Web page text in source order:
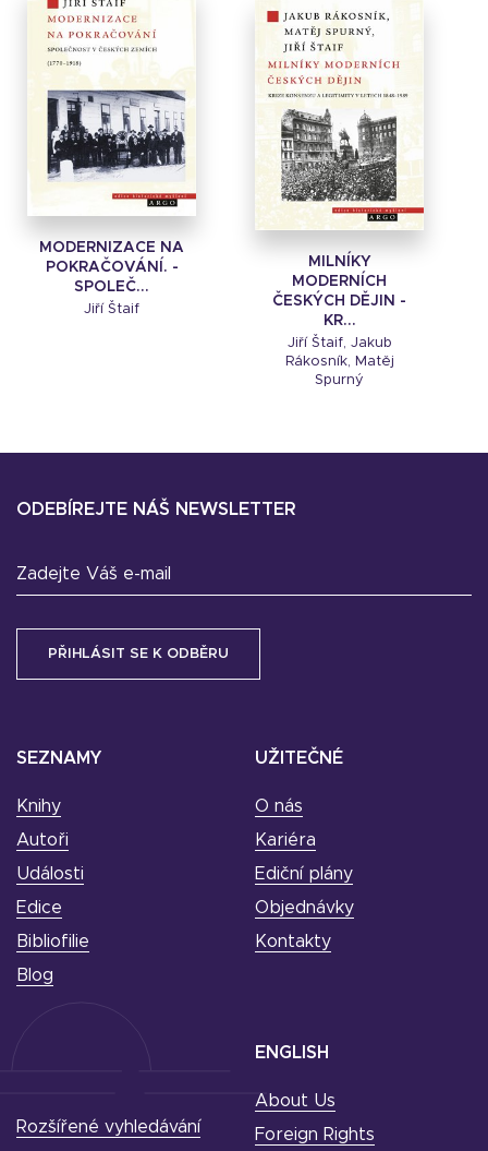
MODERNIZACE NA
POKRAČOVÁNÍ. -
SPOLEČ...
Jiří Štaif
MILNÍKY
MODERNÍCH
ČESKÝCH DĚJIN -
KR...
Jiří Štaif, Jakub
Rákosník, Matěj
Spurný
SEZNAMY
Knihy
Autoři
Události
Edice
Bibliofilie
Blog
UŽITEČNÉ
O nás
Kariéra
Ediční plány
Objednávky
Kontakty
ODEBÍREJTE NÁŠ NEWSLETTER
Zadejte Váš e-mail
ENGLISH
About Us
Foreign Rights
Rozšířené vyhledávání